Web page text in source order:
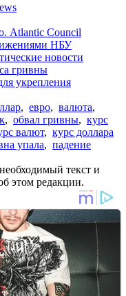
Atlantic Council
НБУ
новости
гривны
укрепления
, евро, валюта,
, обвал гривны, курс
валют, курс доллара
упала, падение
текст и
этом редакции.